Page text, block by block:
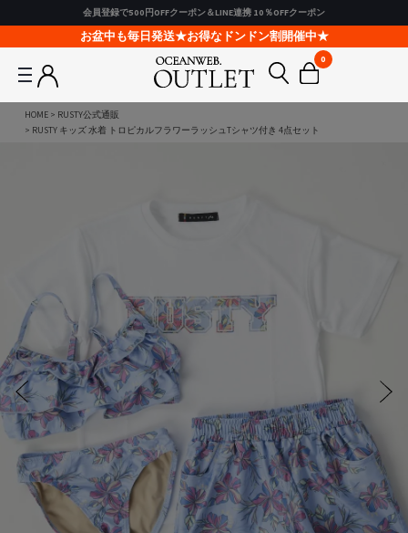
会員登録で500円OFFクーポン＆LINE連携 10％OFFクーポン
お盆中も毎日発送★お得なドンドン割開催中★
0
HOME
RUSTY公式通販
RUSTY キッズ 水着 トロピカルフラワーラッシュTシャツ付き 4点セット